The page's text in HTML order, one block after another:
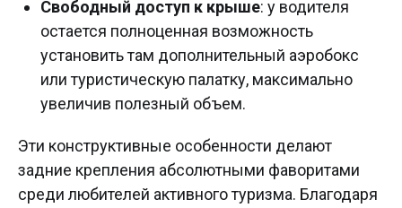
Свободный доступ к крыше: у водителя
остается полноценная возможность
установить там дополнительный аэробокс
или туристическую палатку, максимально
увеличив полезный объем.
Эти конструктивные особенности делают
задние крепления абсолютными фаворитами
среди любителей активного туризма. Благодаря